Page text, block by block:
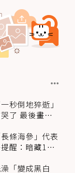
秒倒地猝逝」
了 最後畫面
條海參」代表
醒：暗藏1種
「變成黑白